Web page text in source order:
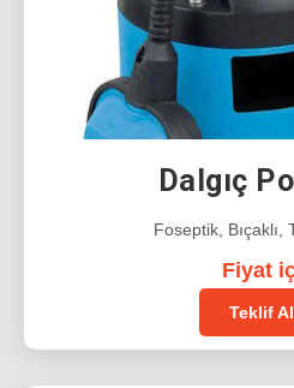
Dalgıç
Foseptik, Bıçaklı,
Fiyat
Teklif